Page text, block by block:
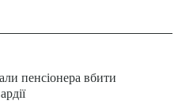
пенсіонера вбити